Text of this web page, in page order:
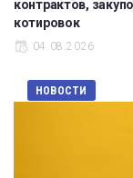
контрактов,
котировок
04.08.2026
НОВОСТИ